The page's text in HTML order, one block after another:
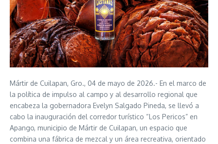
Mártir de Cuilapan, Gro., 04 de mayo de 2026.- En el marco de
la política de impulso al campo y al desarrollo regional que
encabeza la gobernadora Evelyn Salgado Pineda, se llevó a
cabo la inauguración del corredor turístico “Los Pericos” en
Apango, municipio de Mártir de Cuilapan, un espacio que
combina una fábrica de mezcal y un área recreativa, orientado